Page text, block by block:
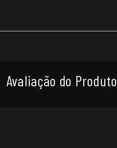
Avaliação do Produto